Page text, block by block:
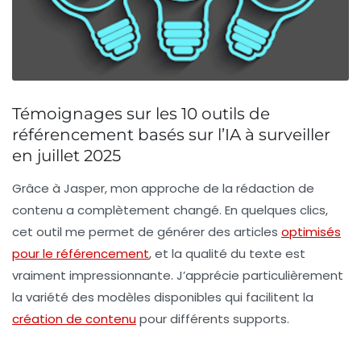
Témoignages sur les 10 outils de
référencement basés sur l’IA à surveiller
en juillet 2025
Grâce à Jasper, mon approche de la rédaction de
contenu a complètement changé. En quelques clics,
cet outil me permet de générer des articles optimisés
pour le référencement, et la qualité du texte est
vraiment impressionnante. J’apprécie particulièrement
la variété des modèles disponibles qui facilitent la
création de contenupour différents supports.